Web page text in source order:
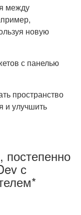
между
новую
пространство
и улучшить
с